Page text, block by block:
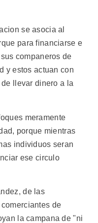
se asocia al
para financiarse e
companeros de
y estos actuan con
llevar dinero a la
meramente
porque mientras
individuos seran
ese circulo
de las
de
la campana de "ni